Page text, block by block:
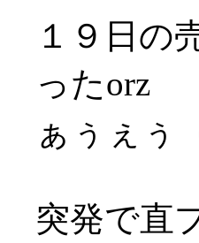
１９日の
ったorz
ぁぅぇぅ
突発で直